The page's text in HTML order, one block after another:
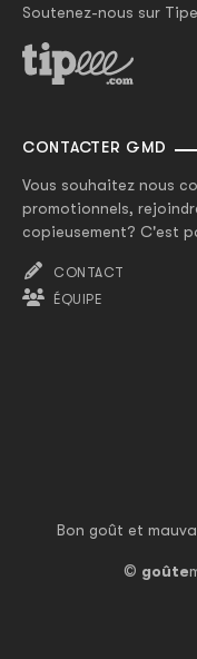
Bon goût et
© goûte
Soutenez-nous sur
CONTACTER GMD
Vous souhaitez nous
promotionnels,
copieusement? C'est
CONTACT
ÉQUIPE